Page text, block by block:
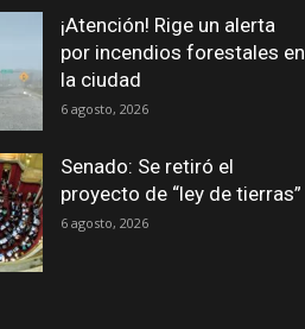
¡Atención! Rige un alerta
por incendios forestales en
la ciudad
6 agosto, 2026
Senado: Se retiró el
proyecto de “ley de tierras”
6 agosto, 2026